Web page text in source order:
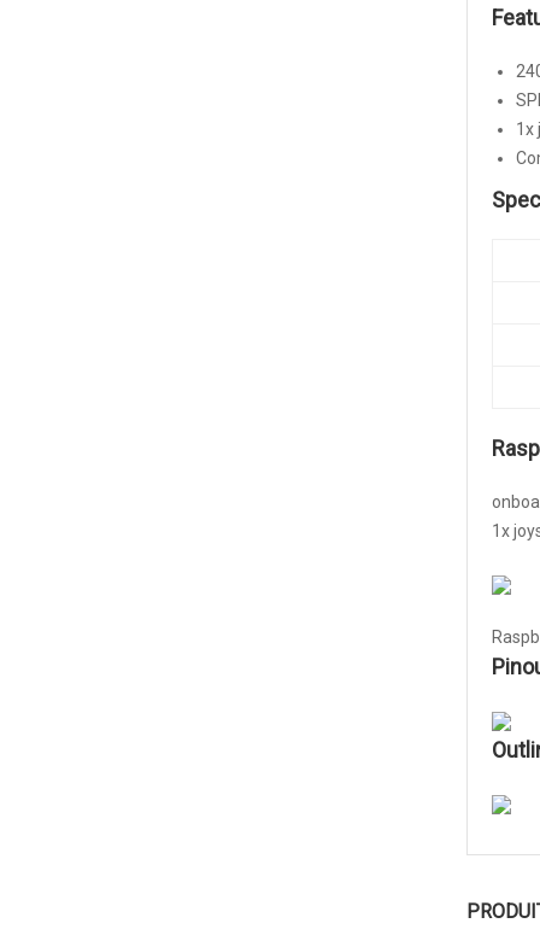
1x
1x